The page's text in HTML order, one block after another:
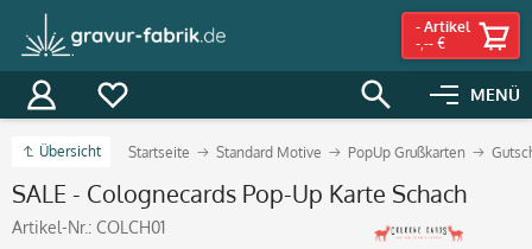
MENÜ
- Artikel
-,-- €
Übersicht Startseite Standard Motive PopUp Grußkarten
SALE - Colognecards Pop-Up Karte Schach
Artikel-Nr.: COLCH01